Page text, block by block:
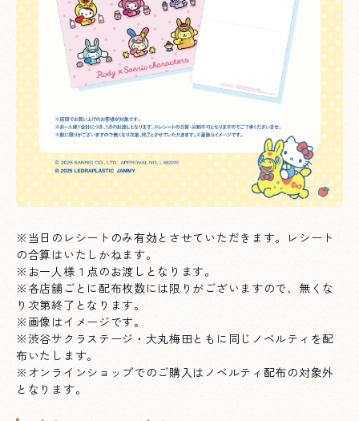
※当日のレシートのみ有効とさせていただきます。レシート
の合算はいたしかねます。
※お一人様１点のお渡しとなります。
※各店舗ごとに配布枚数には限りがございますので、無くな
り次第終了となります。
※画像はイメージです。
※渋谷サクラステージ・大丸梅田ともに同じノベルティを配
布いたします。
※オンラインショップでのご購入はノベルティ配布の対象外
となります。